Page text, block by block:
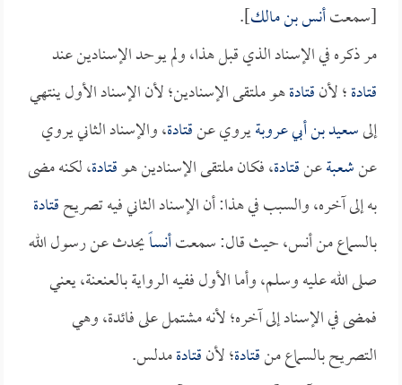
[سمعتأنس بن مالك].
مر ذكره في الإسناد الذي قبل هذا، ولم يوحد الإسنادين عند
قتادة؛ لأنقتادةهو ملتقى الإسنادين؛ لأن الإسناد الأول ينتهي
إلىسعيد بن أبي عروبةيروي عنقتادة، والإسناد الثاني يروي
عنشعبةعنقتادة، فكان ملتقى الإسنادين هوقتادة، لكنه مضى
به إلى آخره، والسبب في هذا: أن الإسناد الثاني فيه تصريحقتادة
بالسماع من أنس، حيث قال: سمعتأنساًيحدث عن رسول الله
صلى الله عليه وسلم، وأما الأول ففيه الرواية بالعنعنة، يعني
فمضى في الإسناد إلى آخره؛ لأنه مشتمل على فائدة، وهي
التصريح بالسماع منقتادة؛ لأنقتادةمدلس.